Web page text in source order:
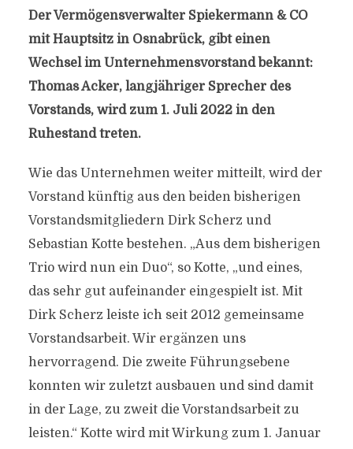
Der Vermögensverwalter Spiekermann & CO
mit Hauptsitz in Osnabrück, gibt einen
Wechsel im Unternehmensvorstand bekannt:
Thomas Acker, langjähriger Sprecher des
Vorstands, wird zum 1. Juli 2022 in den
Ruhestand treten.
Wie das Unternehmen weiter mitteilt, wird der
Vorstand künftig aus den beiden bisherigen
Vorstandsmitgliedern Dirk Scherz und
Sebastian Kotte bestehen. „Aus dem bisherigen
Trio wird nun ein Duo“, so Kotte, „und eines,
das sehr gut aufeinander eingespielt ist. Mit
Dirk Scherz leiste ich seit 2012 gemeinsame
Vorstandsarbeit. Wir ergänzen uns
hervorragend. Die zweite Führungsebene
konnten wir zuletzt ausbauen und sind damit
in der Lage, zu zweit die Vorstandsarbeit zu
leisten.“ Kotte wird mit Wirkung zum 1. Januar